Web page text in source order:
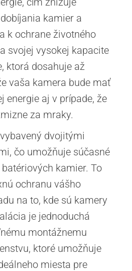
kamier a
k ochrane životného
svojej vysokej kapacite
ktorá dosahuje až
vaša kamera bude mať
energie aj v prípade, že
za mraky.
dvojitými
čo umožňuje súčasné
kamier. To
ochranu vášho
na to, kde sú kamery
je jednoduchá
montážnemu
ktoré umožňuje
miesta pre